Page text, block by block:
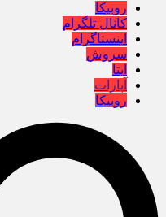
روبیکا
کانال تلگرام
اینستاگرام
سروش
ایتا
آپارات
روبیکا